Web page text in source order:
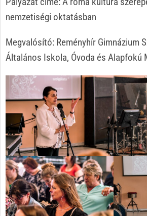
nemzetiségi oktatásban
Megvalósító: Reményhír Gimnázium
Általános Iskola, Óvoda és Alapfokú